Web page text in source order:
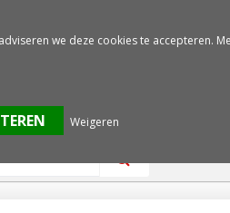
we deze cookies te accepteren.
Weigeren